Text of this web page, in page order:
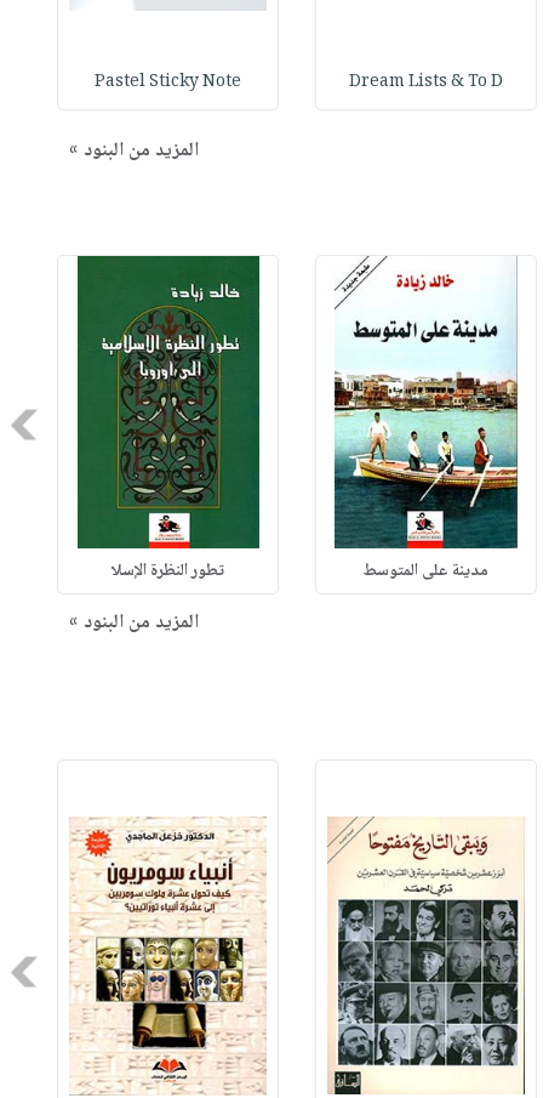
Dream Lists & To D
Pastel Sticky Note
المزيد من البنود »
مدينة على المتوسط تطور النظرة الإسلا
المزيد من البنود »